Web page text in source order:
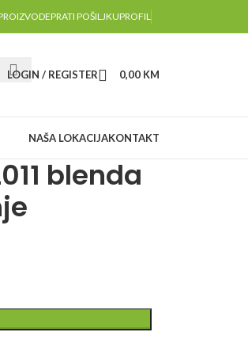
PRATI POŠILJKUPROFIL
LOGIN / REGISTER 0,00 KM
NAŠA LOKACIJAKONTAKT
blenda